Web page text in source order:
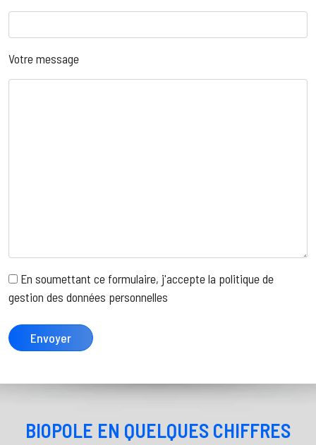
Votre message
En soumettant ce formulaire, j'accepte la politique de
gestion des données personnelles
BIOPOLE EN QUELQUES CHIFFRES